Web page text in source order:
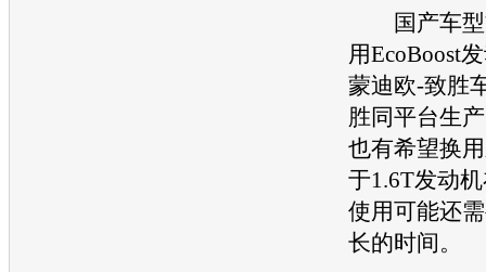
国产车型
用EcoBoost
蒙迪欧-致胜
胜同平台生
也有希望换
于1.6T发动机
使用可能还
长的时间。